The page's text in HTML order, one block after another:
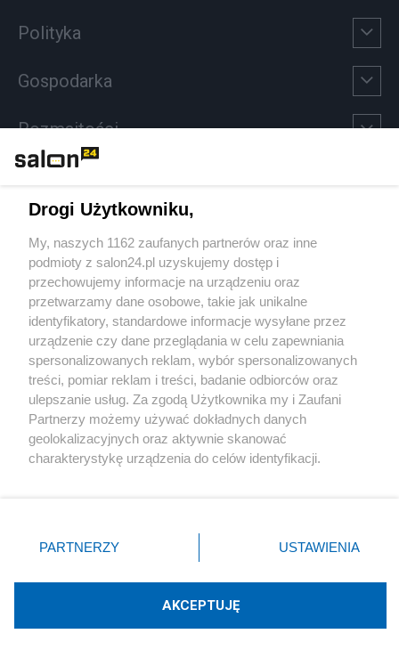
Polityka
Gospodarka
Rozmaitości
Sport
Społeczeństwo
Kultura
X Facebook Instagram Youtube
Technologię dostarcza:W3media.pl
Drogi Użytkowniku,
My, naszych 1162 zaufanych partnerów oraz inne
podmioty z salon24.pl uzyskujemy dostęp i
przechowujemy informacje na urządzeniu oraz
przetwarzamy dane osobowe, takie jak unikalne
identyfikatory, standardowe informacje wysyłane przez
urządzenie czy dane przeglądania w celu zapewniania
spersonalizowanych reklam, wybór spersonalizowanych
treści, pomiar reklam i treści, badanie odbiorców oraz
ulepszanie usług. Za zgodą Użytkownika my i Zaufani
Partnerzy możemy używać dokładnych danych
geolokalizacyjnych oraz aktywnie skanować
charakterystykę urządzenia do celów identyfikacji.
zmienić/wycofać klikając przycisk ustawień prywatności
znajdujący się w lewym dolnym rogu strony
rodzaje przetwarzania danych nie wymagają zgody
użytkownika, ale masz prawo sprzeciwić się takiemu
PARTNERZY USTAWIENIA
AKCEPTUJĘ